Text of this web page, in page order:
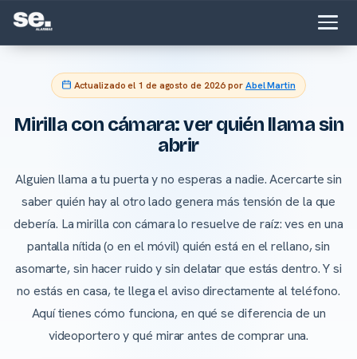
Actualizado el 1 de agosto de 2026porAbel Martin
Mirilla con cámara: ver quién llama sin
abrir
Alguien llama a tu puerta y no esperas a nadie. Acercarte sin
saber quién hay al otro lado genera más tensión de la que
debería. La mirilla con cámara lo resuelve de raíz: ves en una
pantalla nítida (o en el móvil) quién está en el rellano, sin
asomarte, sin hacer ruido y sin delatar que estás dentro. Y si
no estás en casa, te llega el aviso directamente al teléfono.
Aquí tienes cómo funciona, en qué se diferencia de un
videoportero y qué mirar antes de comprar una.